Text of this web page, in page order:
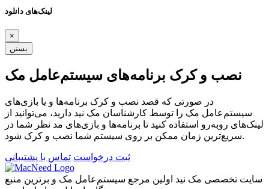
لینک‌های دانلود
×
بستن
نصب و کرک برنامه‌های سیستم‌عامل مک
در صورتی که قصد نصب و کرک برنامه‌ها و یا بازی‌های
سیستم‌عامل مک را توسط کارشناسان مک نید دارید، می‌توانید از
لینک‌های رو‌به‌رو استفاده کنید تا برنامه‌ها و بازی‌های مد نظر شما در
سریع‌ترین زمان ممکن بر روی سیستم شما نصب و کرک شود.
ثبت درخواست تماس با پشتیبانی
سایت تخصصی مک نید اولین مرجع سیستم‌عامل مک و برترین منبع